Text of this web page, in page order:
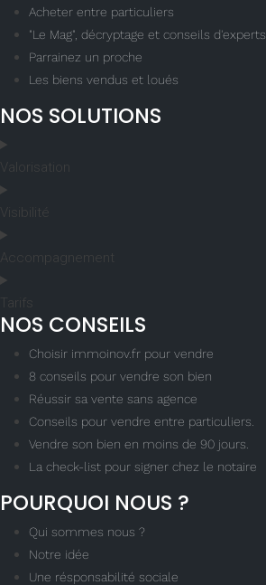
Acheter entre particuliers
"Le Mag", décryptage et conseils d'experts
Parrainez un proche
Les biens vendus et loués
NOS SOLUTIONS
Valorisation
Visibilité
Accompagnement
Tarifs
NOS CONSEILS
Choisir immoinov.fr pour vendre
8 conseils pour vendre son bien
Réussir sa vente sans agence
Conseils pour vendre entre particuliers.
Vendre son bien en moins de 90 jours.
La check-list pour signer chez le notaire
POURQUOI NOUS ?
Qui sommes nous ?
Notre idée
Une résponsabilité sociale